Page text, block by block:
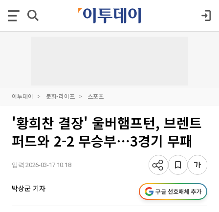
이투데이 문화·라이프 스포츠
'황희찬 결장' 울버햄프턴, 브렌트
퍼드와 2-2 무승부⋯3경기 무패
입력 2026-03-17 10:18
박상군 기자 구글 선호매체 추가